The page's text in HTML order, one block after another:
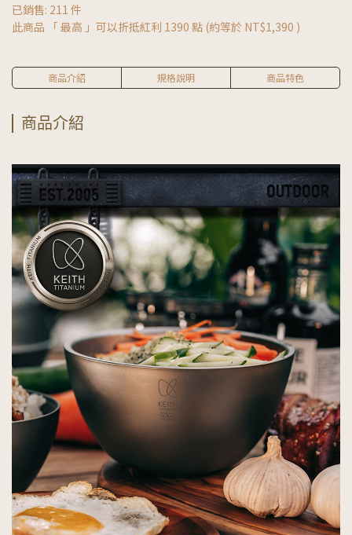
已銷售: 211 件
此商品 「 最高 」可以折抵紅利 1390 點 (約等於 NT$1,390 )
商品介紹 規格說明 商品特色
商品介紹